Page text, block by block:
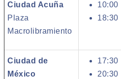
Ciudad Acuña
Plaza
Macrolibramiento
10:00
18:30
Ciudad de
México
17:30
20:30